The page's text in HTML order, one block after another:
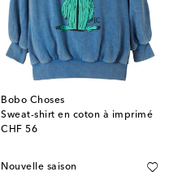
Bobo Choses
Sweat-shirt en coton à imprimé
CHF 56
original price
Nouvelle saison